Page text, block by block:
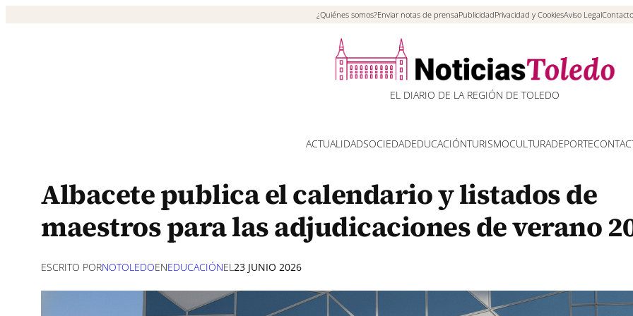
¿Quiénes somos?Enviar notas de prensaPublicidadPrivacidad y CookiesAviso LegalContacto
EL DIARIO DE LA REGIÓN DE TOLEDO
ACTUALIDADSOCIEDADEDUCACIÓNTURISMOCULTURADEPORTE
Albacete publica el calendario y listados de
maestros para las adjudicaciones de verano
ESCRITO PORNOTOLEDOENEDUCACIÓNEL23 JUNIO 2026